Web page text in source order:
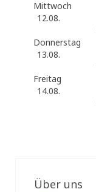
Mittwoch
12.08.
Donnerstag
13.08.
Freitag
14.08.
Über uns